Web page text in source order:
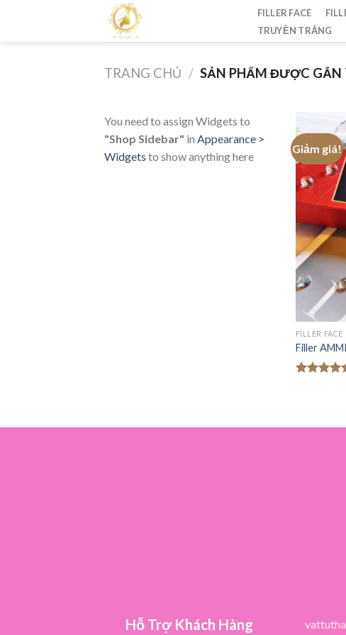
FILLER FACE
TRUYỀN TRẮNG
TRANG CHỦ / SẢN PHẨM ĐƯỢC GẮN
You need to assign Widgets to
"Shop Sidebar" in Appearance >
Widgets to show anything here
Giảm giá!
FILLER FACE
Filler AMMI
Hỗ Trợ Khách Hàng